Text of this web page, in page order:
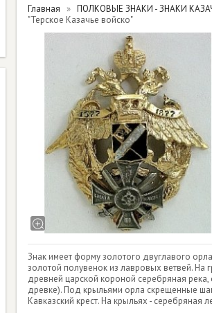
Главная ПОЛКОВЫЕ ЗНАКИ - ЗНАКИ
"Терское Казачье войско"
Знак имеет форму золотого двуглавого
золотой полувенок из лавровых ветвей. На
древней царской короной серебряная
древке). Под крыльями орла скрещенные
Кавказский крест. На крыльях - серебряная